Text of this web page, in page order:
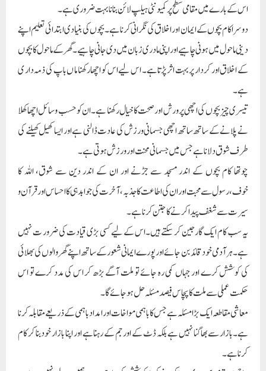
اس کے بارے میں مقامی سطح پر کمیونٹی ہیلپ لائن بنانا بہت ضروری ہے۔
دوسرا کام بچوں کے ایمان اور اخلاق کی نگرانی کرنا ہے۔ بچوں کی بنیاد ی ابتدائی تعلیم اپنے
دینی ماحول میں ہونی چاہیے اور اپنی مادری زبان میں دی جانی چاہیے۔ گھر کے ماحول کا بچوں
کے اخلاق اور کردار پر بہت اثر پڑتا ہے۔ اس لیے اس کو اچھا رکھنا ما ں باپ کی ذمہ دار ی
ہے۔
تیسری چیز بچوں کی اچھی پر ورش اور صحت کا خیال رکھنا ہے۔ ان کو حسب وسائل اچھا کھلا
نے پلانے کے ساتھ ساتھ اچھی جسمانی ورزش کی عادت ڈالنی ہے اور ایسا کھیل کھیلنے کی
طرف شوق دلا نا ہے جس میں جسمانی محنت اور ورزش ہوتی ہے۔
چوتھا کام بچوں کے اندر مسجد سے جڑنے اور ان کے اندر دین سے شوق، اللہ کا
خوف،رسول سے محبت اور ان کی اطاعت کا جذبہ ،آخرت کی جوابدہی کا احساس اور قرآن و
سیرت سے شغف پیدا کرنے کا جتن کرنا ہے۔
یہ سب کام ایک گارجین کر سکتے ہیں۔اس کے لیے کسی بڑی قیادت کی ضرور ت نہیں
ہے۔ہر آدمی خود قائد بن جائے اور پورے ایمانی شعور کے ساتھ اپنے گھر والوں کی بھلائی
کی کوشش کرے اور جہاں کمی رہ جائے تو ملت آگے بڑھ کر اس کی مدد کرے تو اس
حکمت عملی سے ملت کا پچاس فیصد مسئلہ حل ہو جائے گا۔
معاشی مقاطعہ ایک بڑا مسئلہ ہے جس کا باہمی مواخات اور امداد باہمی کے ذریعے مقابلہ کرنا
ہے۔بازار سے بھا گنا نہیں ہے بلکہ ڈ ٹ کے اور جم کے رہنا ہے اور اپنا بازار خود بنا کر کام
کرنا ہے۔